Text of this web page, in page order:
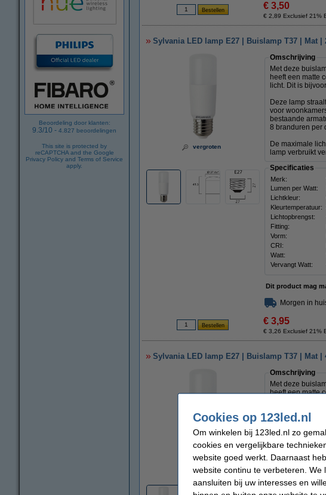
Beoordeling door klanten:
9.3/10 - 4.827 beoordelingen
This site is protected by
reCAPTCHA and the Google
Privacy Policy and Terms of Service
apply.
€ 3,50
€ 2,89 Exclusief 21%
Sylvania LED lamp E27 | Buislamp T37 | Mat |
vergroten
Omschrijving
Met deze
heeft een matte
licht. Dit is
Deze lamp
voor
bestaande
8 branduren per
De maximale
lamp verbruikt
Specificaties
Merk:
Lumen per Watt:
Lichtkleur:
Kleurtemperatuur:
Lichtopbrengst:
Fitting:
Vorm:
CRI:
Watt:
Vervangt Watt:
Dit product mag
Morgen in
€ 3,95
€ 3,26 Exclusief 21%
Sylvania LED lamp E27 | Buislamp T37 | Mat |
vergroten
Omschrijving
Met deze
heeft een matte
Deze lamp
slaapkamers
Bovendien heeft
staat dit gelijk
De maximale
lamp verbruikt
Specificaties
Cookies op 123led.nl
Om winkelen bij 123led.nl zo
cookies en vergelijkbare
website goed werkt. Daarnaast
website continu te verbeteren.
aansluiten bij uw interesses en